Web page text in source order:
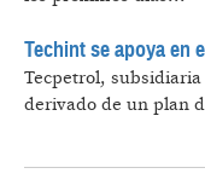
Techint se apoya en
Tecpetrol,
derivado de un plan